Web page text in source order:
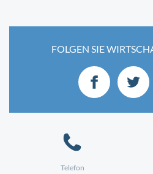
FOLGEN SIE
Telefon